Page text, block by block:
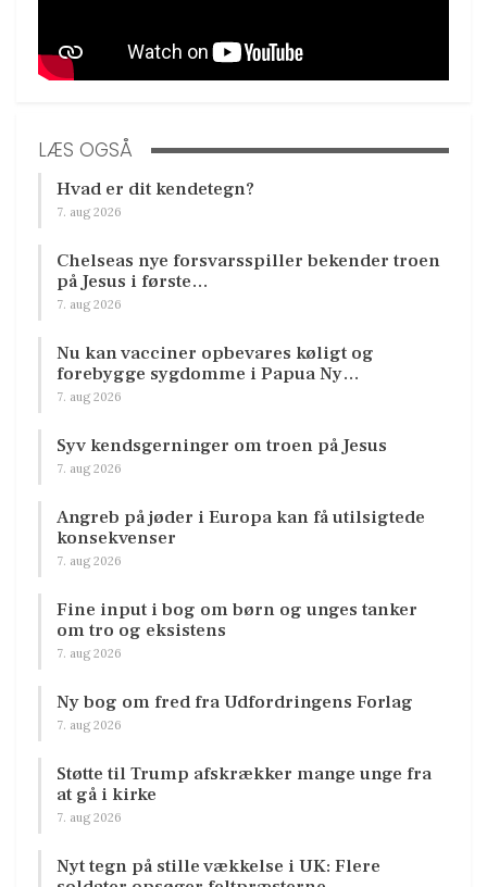
LÆS OGSÅ
Hvad er dit kendetegn?
7. aug 2026
Chelseas nye forsvarsspiller bekender troen
på Jesus i første…
7. aug 2026
Nu kan vacciner opbevares køligt og
forebygge sygdomme i Papua Ny…
7. aug 2026
Syv kendsgerninger om troen på Jesus
7. aug 2026
Angreb på jøder i Europa kan få utilsigtede
konsekvenser
7. aug 2026
Fine input i bog om børn og unges tanker
om tro og eksistens
7. aug 2026
Ny bog om fred fra Udfordringens Forlag
7. aug 2026
Støtte til Trump afskrækker mange unge fra
at gå i kirke
7. aug 2026
Nyt tegn på stille vækkelse i UK: Flere